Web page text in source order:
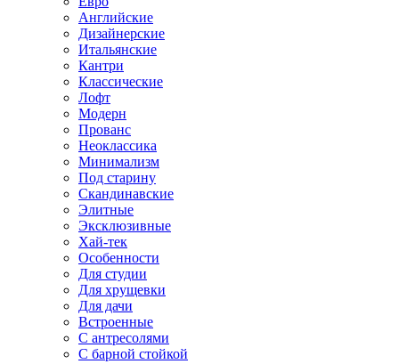
Английские
Дизайнерские
Итальянские
Кантри
Классические
Лофт
Модерн
Прованс
Неоклассика
Минимализм
Под старину
Скандинавские
Элитные
Эксклюзивные
Хай-тек
Особенности
Для студии
Для хрущевки
Для дачи
Встроенные
С антресолями
С барной стойкой